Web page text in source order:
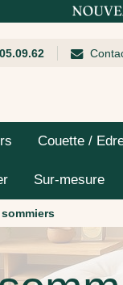
Couette /
Sur-mesure